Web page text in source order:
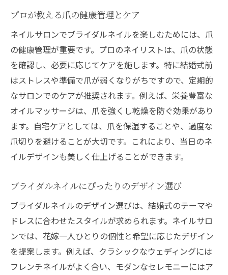
プロが教える爪の健康管理とケア
ネイルサロンでブライダルネイルを楽しむためには、爪
の健康管理が重要です。プロのネイリストは、爪の状態
を確認し、必要に応じてケアを施します。特に結婚式前
はストレスや準備で爪が弱くなりがちですので、定期的
なサロンでのケアが推奨されます。例えば、栄養豊富な
オイルマッサージは、爪を強くし乾燥を防ぐ効果があり
ます。自宅ケアとしては、爪を保湿することや、過度な
爪切りを避けることが大切です。これにより、当日のネ
イルデザインも美しく仕上げることができます。
ブライダルネイルにぴったりのデザイン選び
ブライダルネイルのデザイン選びは、結婚式のテーマや
ドレスに合わせたスタイルが求められます。ネイルサロ
ンでは、花嫁一人ひとりの個性と希望に応じたデザイン
を提案します。例えば、クラシックなウェディングには
フレンチネイルがよく合い、モダンなセレモニーにはア